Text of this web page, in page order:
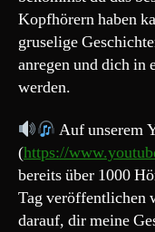
Kopfhörern haben
gruselige
anregen und dich in
werden.
Auf unserem
(https://
bereits über 1000
Tag veröffentlichen
darauf, dir meine